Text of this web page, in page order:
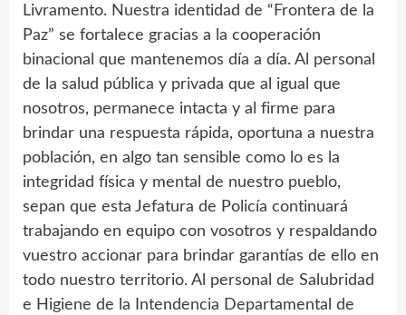
Livramento. Nuestra identidad de “Frontera de la
Paz” se fortalece gracias a la cooperación
binacional que mantenemos día a día. Al personal
de la salud pública y privada que al igual que
nosotros, permanece intacta y al firme para
brindar una respuesta rápida, oportuna a nuestra
población, en algo tan sensible como lo es la
integridad física y mental de nuestro pueblo,
sepan que esta Jefatura de Policía continuará
trabajando en equipo con vosotros y respaldando
vuestro accionar para brindar garantías de ello en
todo nuestro territorio. Al personal de Salubridad
e Higiene de la Intendencia Departamental de